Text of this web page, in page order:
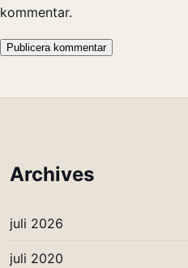
kommentar.
Archives
juli 2026
juli 2020